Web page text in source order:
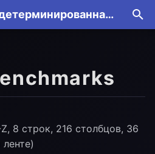
DECIMA-8 — детерминированная нейроморфная машина
8 строк, 216 столбцов, 36